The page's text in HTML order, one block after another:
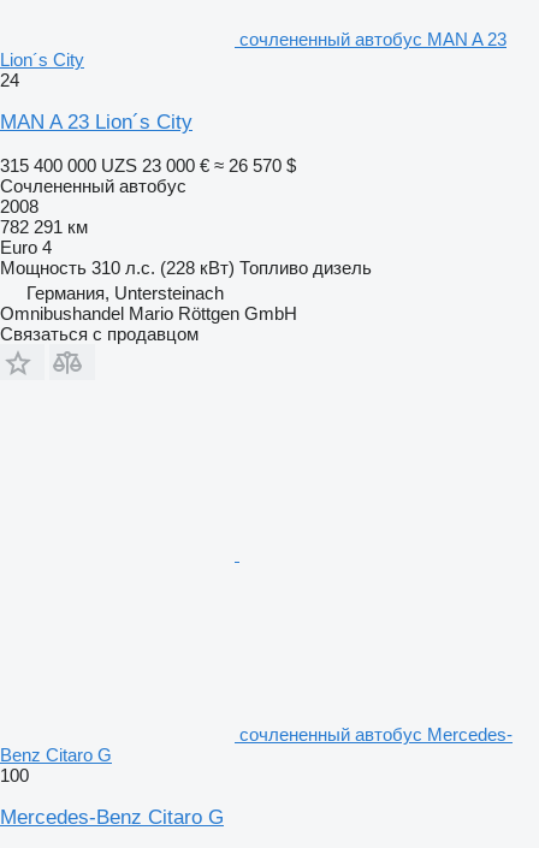
сочлененный автобус MAN A 23
Lion´s City
24
MAN A 23 Lion´s City
315 400 000 UZS 23 000 € ≈ 26 570 $
Сочлененный автобус
2008
782 291 км
Euro 4
Мощность 310 л.с. (228 кВт) Топливо дизель
Германия, Untersteinach
Omnibushandel Mario Röttgen GmbH
Связаться с продавцом
сочлененный автобус Mercedes-
Benz Citaro G
100
Mercedes-Benz Citaro G